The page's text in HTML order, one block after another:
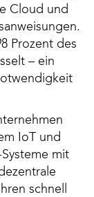
Cloud und
Prozent des
– ein
IoT und
mit
schnell